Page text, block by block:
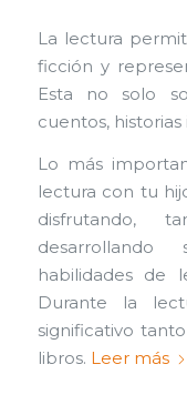
La lectura
ficción y
Esta no solo
cuentos,
Lo más
lectura con tu
disfrutando,
desarrollando
habilidades de
Durante la
significativo
libros. Leer más